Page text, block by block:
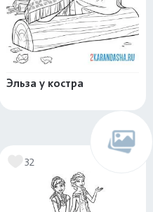
Эльза у костра
32